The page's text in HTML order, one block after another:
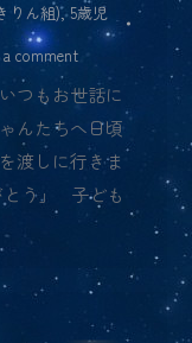
りん組),5歳児
a comment
つもお世話に
んたちへ日頃
渡しに行きま
とう」 子ども